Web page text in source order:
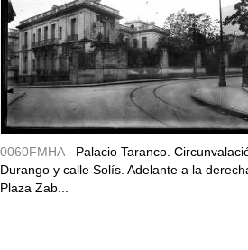
0060FMHA - Palacio Taranco.
Durango y calle Solís. Adelante a la
Plaza Zab...